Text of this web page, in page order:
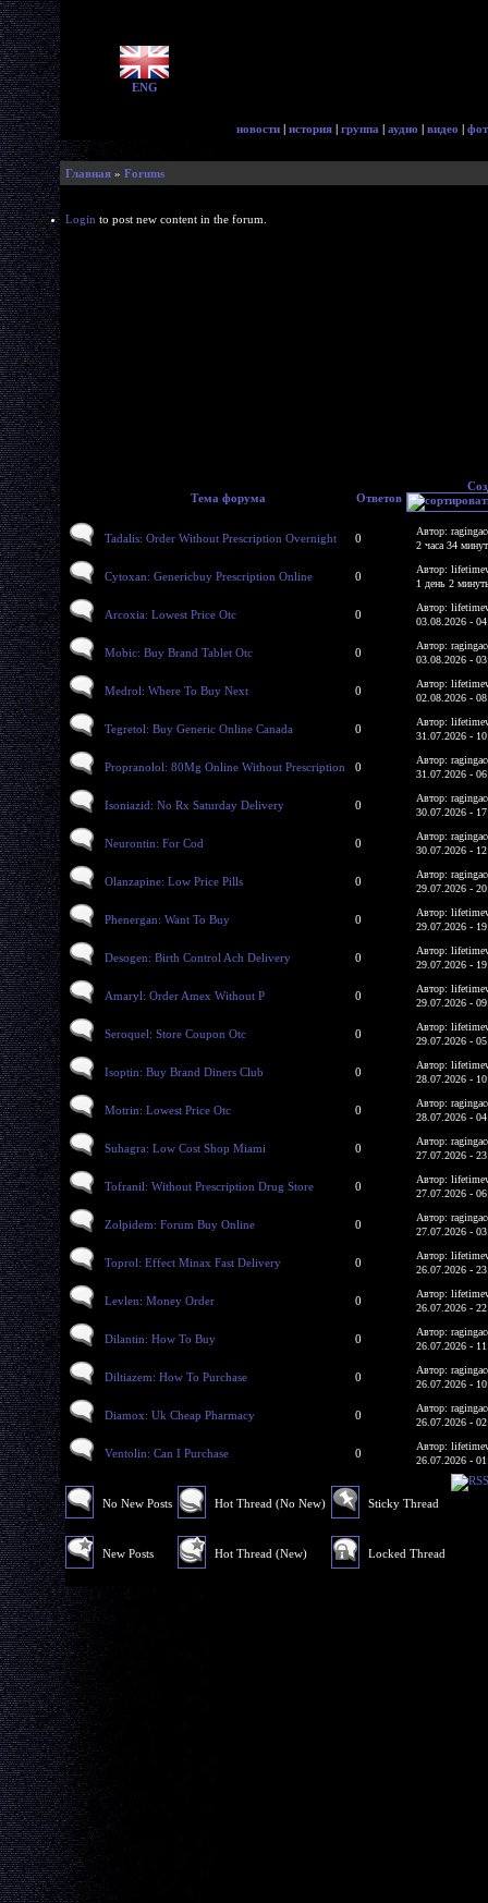
ENG
новости | история | группа | аудио | видео |
Главная » Forums
Login to post new content in the forum.
Тема форума Ответов
Tadalis: Order Without Prescription Overnight 0
Автор:
2 часа 34
Cytoxan: Genericbuy Prescription Online 0
Автор:
1 день 2
Arcoxia: Lowest Price Otc 0
Автор:
03.08.2026 -
Mobic: Buy Brand Tablet Otc 0
Автор:
03.08.2026 -
Medrol: Where To Buy Next 0
Автор:
02.08.2026 -
Tegretol: Buy Generic Online Canada 0
Автор:
31.07.2026 -
Propranolol: 80Mg Online Without Prescription 0
Автор:
31.07.2026 -
Isoniazid: No Rx Saturday Delivery 0
Автор:
30.07.2026 -
Neurontin: For Cod 0
Автор:
30.07.2026 -
Olanzapine: Low Price Pills 0
Автор:
29.07.2026 -
Phenergan: Want To Buy 0
Автор:
29.07.2026 -
Desogen: Birth Control Ach Delivery 0
Автор:
29.07.2026 -
Amaryl: Order Amex Without P 0
Автор:
29.07.2026 -
Seroquel: Store Coupon Otc 0
Автор:
29.07.2026 -
Isoptin: Buy Brand Diners Club 0
Автор:
28.07.2026 -
Motrin: Lowest Price Otc 0
Автор:
28.07.2026 -
Suhagra: Low Cost Shop Miami 0
Автор:
27.07.2026 -
Tofranil: Without Prescription Drug Store 0
Автор:
27.07.2026 -
Zolpidem: Forum Buy Online 0
Автор:
27.07.2026 -
Toprol: Effect Minax Fast Delivery 0
Автор:
26.07.2026 -
Levlen: Money Order 0
Автор:
26.07.2026 -
Dilantin: How To Buy 0
Автор:
26.07.2026 -
Diltiazem: How To Purchase 0
Автор:
26.07.2026 -
Diamox: Uk Cheap Pharmacy 0
Автор:
26.07.2026 -
Ventolin: Can I Purchase 0
Автор:
26.07.2026 -
No New Posts
New Posts
Hot Thread (No New)
Hot Thread (New)
Sticky Thread
Locked Thread